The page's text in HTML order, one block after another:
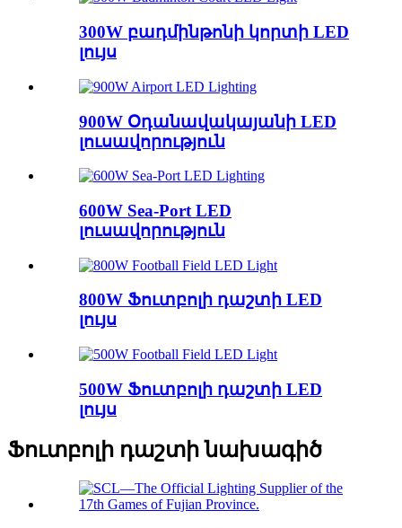
300W բադմինթոնի կորտի LED
լույս
900W Օդանավակայանի LED
լուսավորություն
600W Sea-Port LED
լուսավորություն
800W Ֆուտբոլի դաշտի LED
լույս
500W Ֆուտբոլի դաշտի LED
լույս
Ֆուտբոլի դաշտի նախագիծ